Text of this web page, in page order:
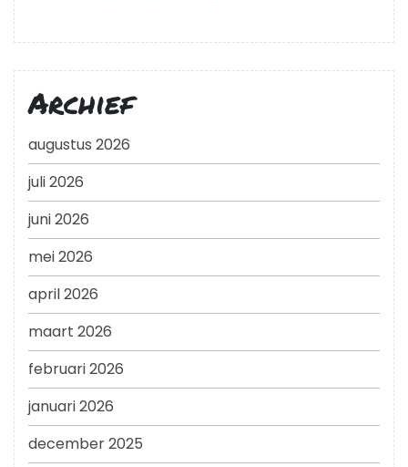
Archief
augustus 2026
juli 2026
juni 2026
mei 2026
april 2026
maart 2026
februari 2026
januari 2026
december 2025